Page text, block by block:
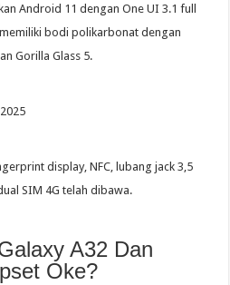
Android 11 dengan One UI 3.1 full
bodi polikarbonat dengan
Gorilla Glass 5.
display, NFC, lubang jack 3,5
SIM 4G telah dibawa.
A32 Dan
Oke?